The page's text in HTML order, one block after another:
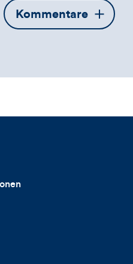
Öffnet
die
Kommentare